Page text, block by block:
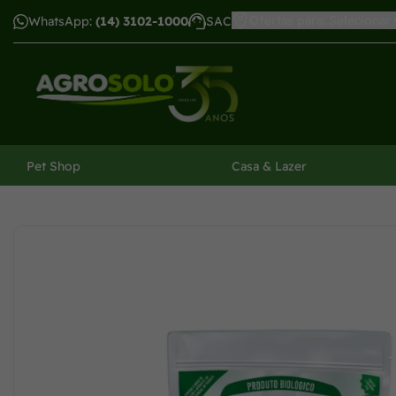
WhatsApp: (14) 3102-1000 SAC
Pet Shop Casa & Lazer
menu